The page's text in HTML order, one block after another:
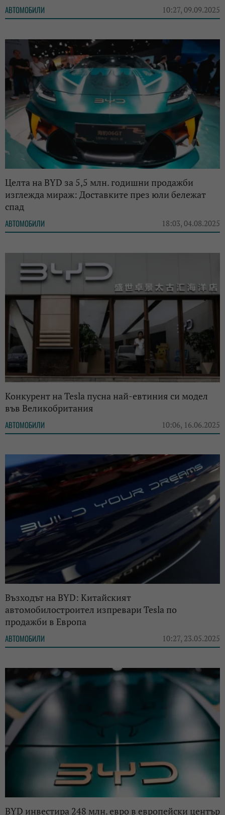
АВТОМОБИЛИ 10:27, 09.09.2025
Целта на BYD за 5,5 млн. годишни продажби
изглежда мираж: Доставките през юли бележат
спад
АВТОМОБИЛИ 18:03, 04.08.2025
Конкурент на Tesla пусна най-евтиния си модел
във Великобритания
АВТОМОБИЛИ 10:06, 16.06.2025
Възходът на BYD: Китайският
автомобилостроител изпревари Tesla по
продажби в Европа
АВТОМОБИЛИ 10:27, 23.05.2025
BYD инвестира 248 млн. евро в европейски център